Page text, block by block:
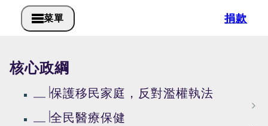
菜單 捐款
核心政綱
保護移民家庭，反對濫權執法
全民醫療保健